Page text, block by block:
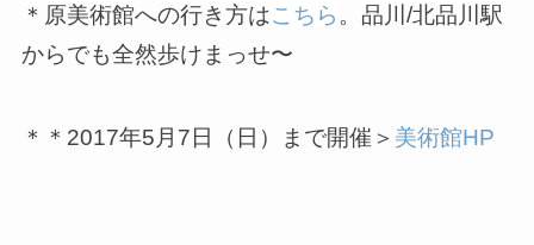
＊原美術館への行き方はこちら 。品川/北品川駅
からでも全然歩けまっせ〜
＊＊ 2017年5月7日（日） まで開催＞ 美術館HP